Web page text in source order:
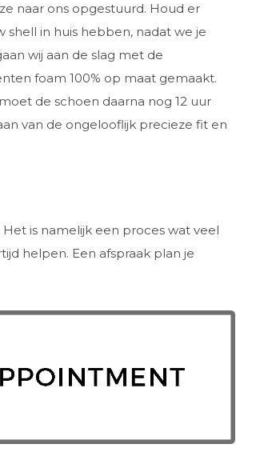
naar ons opgestuurd. Houd er
in huis hebben, nadat we je
wij aan de slag met de
foam 100% op maat gemaakt.
de schoen daarna nog 12 uur
van de ongelooflijk precieze fit en
is namelijk een proces wat veel
helpen. Een afspraak plan je